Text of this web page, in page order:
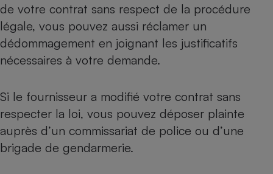
de votre contrat sans respect de la procédure
légale, vous pouvez aussi réclamer un
dédommagement en joignant les justificatifs
nécessaires à votre demande.
Si le fournisseur a modifié votre contrat sans
respecter la loi, vous pouvez déposer plainte
auprès d’un commissariat de police ou d’une
brigade de gendarmerie.